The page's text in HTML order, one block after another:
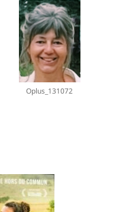
Oplus_131072